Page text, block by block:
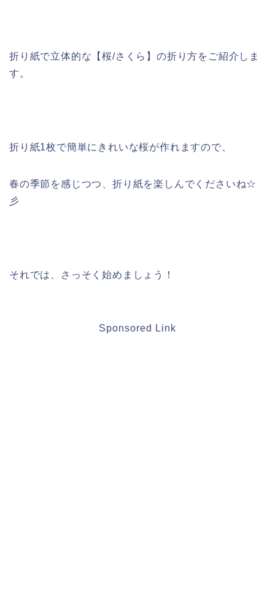
折り紙で立体的な【桜/さくら】の折り方をご紹介しま
す。
折り紙1枚で簡単にきれいな桜が作れますので、
春の季節を感じつつ、折り紙を楽しんでくださいね☆
彡
それでは、さっそく始めましょう！
Sponsored Link